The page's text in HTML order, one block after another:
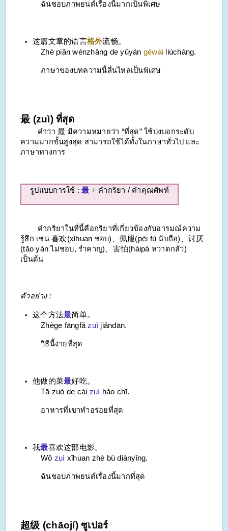
ฉันชอบภาพยนต์เรื่องนี้มากเป็นพิเศษ
这篇文章的语言格外流畅。
Zhè piān wénzhāng de yǔyán géwài liúchàng.
ภาษาของบทความนี้ลื่นไหลเป็นพิเศษ
最 (zuì) ที่สุด
คำว่า 最 มีความหมายว่า “ที่สุด” ใช้บ่งบอกระดับ
ความมากขั้นสูงสุด สามารถใช้ได้ทั้งในภาษาทั่วไป และ
ภาษาทางการ
รูปแบบการใช้ :最 + คำกริยา / คำคุณศัพท์
คำกริยาในที่นี้คือกริยาที่เกี่ยวข้องกับอารมณ์ความ
รู้สึก เช่น 喜欢(xǐhuan ชอบ)、佩服(pèi fú นับถือ)、讨厌
(tǎo yànไม่ชอบ, รำคาญ)、害怕(hàipà หวาดกลัว)
เป็นต้น
ตัวอย่าง :
这个方法最简单。
Zhège fāngfǎzuì jiǎndān.
วิธีนี้ง่ายที่สุด
他做的菜最好吃。
Tā zuò de cài zuì hǎo chī.
อาหารที่เขาทำอร่อยที่สุด
我最喜欢这部电影。
Wǒ zuì xǐhuan zhè bù diànyǐng.
ฉันชอบภาพยนต์เรื่องนี้มากที่สุด
超级 (chāojí) ซูเปอร์